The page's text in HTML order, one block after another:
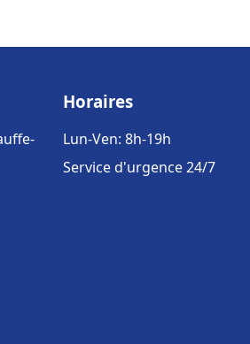
Horaires
Lun-Ven: 8h-19h
Service d'urgence 24/7